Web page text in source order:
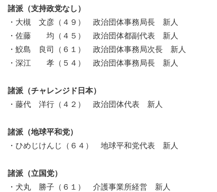
諸派（支持政党なし）
・大槻 文彦（４９） 政治団体事務局長 新人
・佐藤 均（４５） 政治団体都副代表 新人
・鮫島 良司（６１） 政治団体事務局次長 新人
・深江 孝（５４） 政治団体事務局長 新人
諸派（チャレンジド日本）
・藤代 洋行（４２） 政治団体代表 新人
諸派（地球平和党）
・ひめじけんじ（６４） 地球平和党代表 新人
諸派（立国党）
・犬丸 勝子（６１） 介護事業所経営 新人